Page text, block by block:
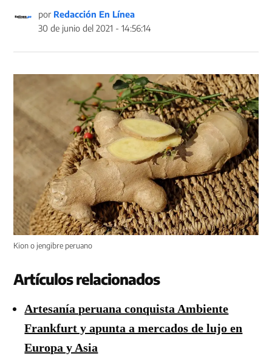
por Redacción En Línea
30 de junio del 2021 - 14:56:14
Kion o jengibre peruano
Artículos relacionados
Artesanía peruana conquista Ambiente
Frankfurt y apunta a mercados de lujo en
Europa y Asia